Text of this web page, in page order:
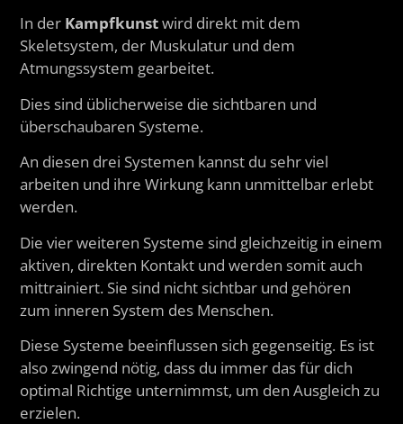
In der Kampfkunstwird direkt mit dem
Skeletsystem, der Muskulatur und dem
Atmungssystem gearbeitet.
Dies sind üblicherweise die sichtbaren und
überschaubaren Systeme.
An diesen drei Systemen kannst du sehr viel
arbeiten und ihre Wirkung kann unmittelbar erlebt
werden.
Die vier weiteren Systeme sind gleichzeitig in einem
aktiven, direkten Kontakt und werden somit auch
mittrainiert. Sie sind nicht sichtbar und gehören
zum inneren System des Menschen.
Diese Systeme beeinflussen sich gegenseitig. Es ist
also zwingend nötig, dass du immer das für dich
optimal Richtige unternimmst, um den Ausgleich zu
erzielen.